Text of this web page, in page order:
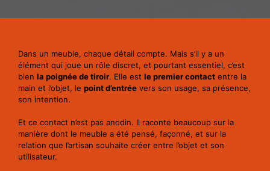
Dans un meuble, chaque détail compte. Mais s’il y a un
élément qui joue un rôle discret, et pourtant essentiel, c’est
bien la poignée de tiroir. Elle est le premier contact entre la
main et l’objet, le point d’entrée vers son usage, sa présence,
son intention.
Et ce contact n’est pas anodin. Il raconte beaucoup sur la
manière dont le meuble a été pensé, façonné, et sur la
relation que l’artisan souhaite créer entre l’objet et son
utilisateur.